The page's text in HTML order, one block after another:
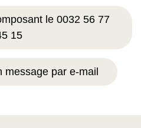
le 0032 56 77
15
par e-mail